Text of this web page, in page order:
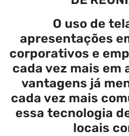
O uso de
apresentações
corporativos e
cada vez mais em
vantagens já
cada vez mais
essa tecnologia
locais